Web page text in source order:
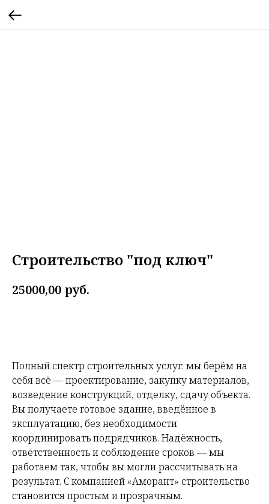
Строительство "под ключ"
25000,00 руб.
Полный спектр строительных услуг: мы берём на
себя всё — проектирование, закупку материалов,
возведение конструкций, отделку, сдачу объекта.
Вы получаете готовое здание, введённое в
эксплуатацию, без необходимости
координировать подрядчиков. Надёжность,
ответственность и соблюдение сроков — мы
работаем так, чтобы вы могли рассчитывать на
результат. С компанией «Аморант» строительство
становится простым и прозрачным.